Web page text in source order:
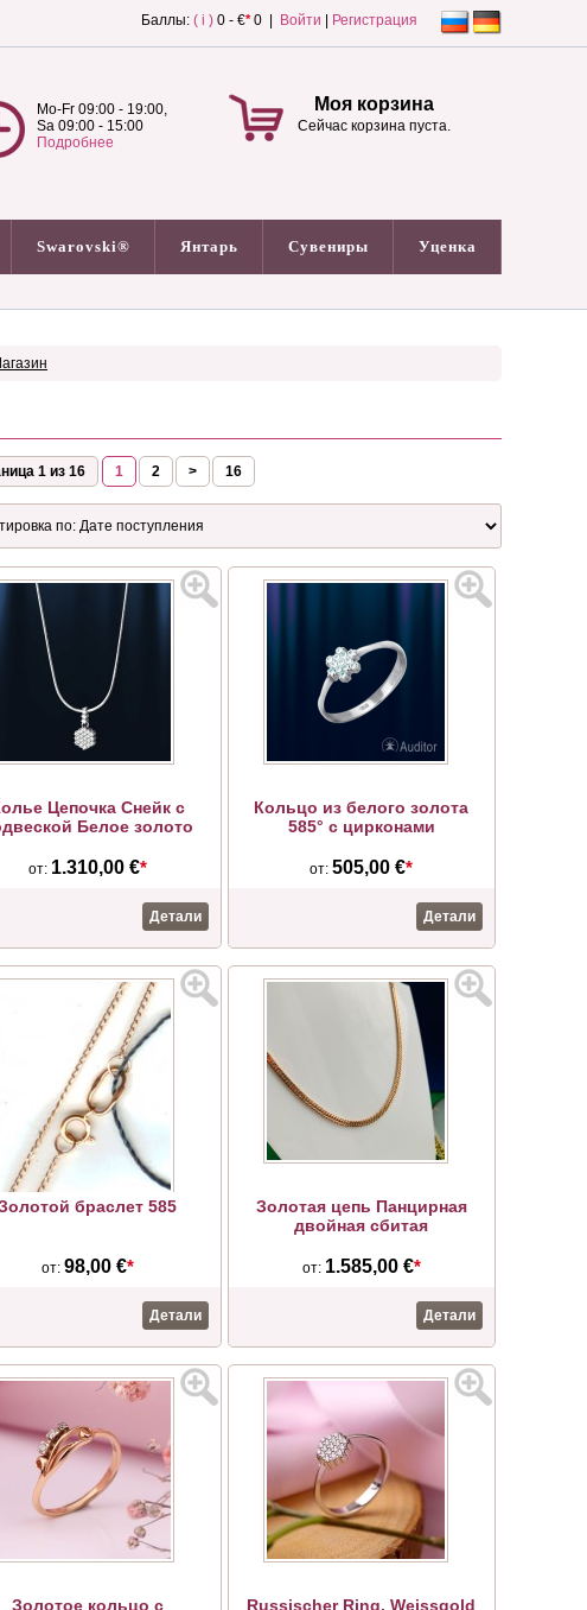
Баллы: ( i ) 0 - €*0 | Войти Регистрация
Mo-Fr 09:00 - 19:00,
Sa 09:00 - 15:00
Подробнее
Моя корзина
Сейчас корзина пуста.
Swarovski® Янтарь Сувениры Уценка
1 из 16 1 2 > 16
Цепочка Снейк с
Белое золото
от: 1.310,00 €*
Детали
Кольцо из белого золота
585° с цирконами
от:505,00 €*
Детали
браслет 585
от: 98,00 €*
Детали
Золотая цепь Панцирная
двойная сбитая
от: 1.585,00 €*
Детали
Золотое кольцо с
Russischer Ring. Weissgold